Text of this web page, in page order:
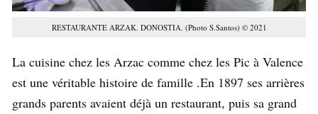
RESTAURANTE ARZAK. DONOSTIA. (Photo S.Santos) © 2021
La cuisine chez les Arzac comme chez les Pic à Valence
est une véritable histoire de famille .En 1897 ses arrières
grands parents avaient déjà un restaurant, puis sa grand